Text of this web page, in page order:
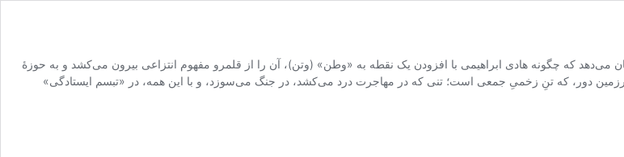
می‌دهد که چگونه هادی ابراهیمی با افزودن یک نقطه به «وطن» (وتن)، آن را از قلمرو مفهوم انتزاعی بیرون می‌کشد و به حوزۀ
دور، که تنِ زخمیِ جمعی است؛ تنی که در مهاجرت درد می‌کشد، در جنگ می‌سوزد، و با این همه، در «تبسم ایستادگی»